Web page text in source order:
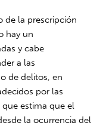
de la prescripción
hay un
y cabe
a las
de delitos, en
por las
estima que el
la ocurrencia del